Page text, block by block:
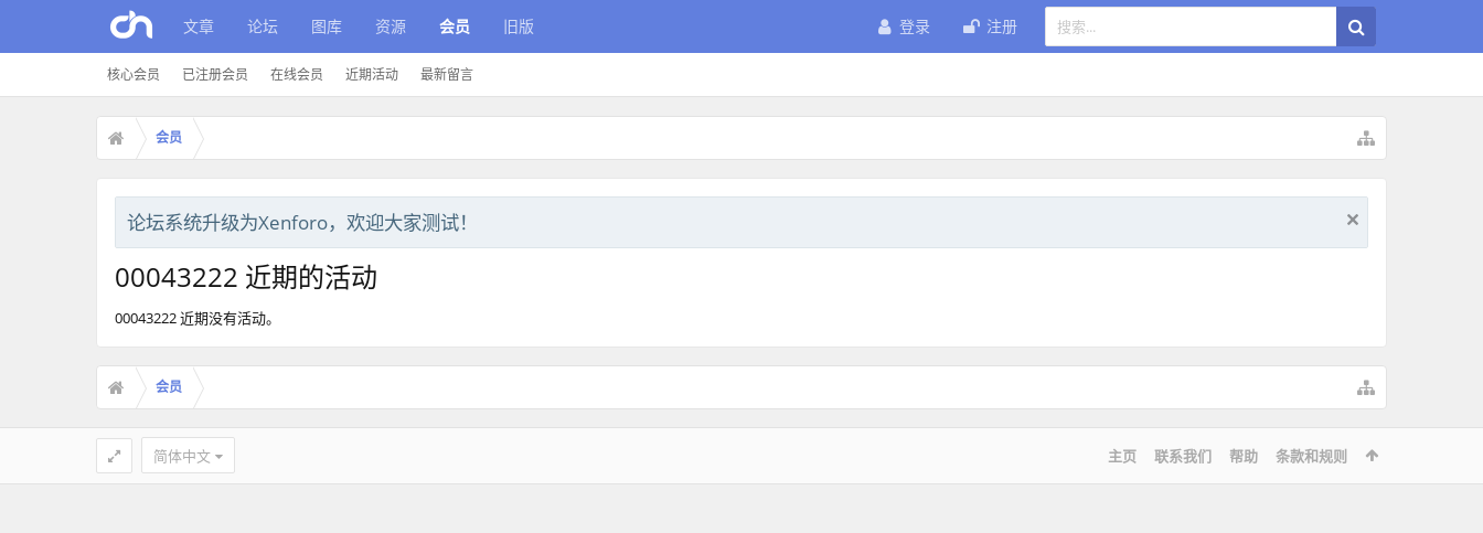
文章 论坛 图库 资源 会员
核心会员 已注册会员 在线会员 近期活动 最新留言
旧版 登录 注册
会员
论坛系统升级为Xenforo，欢迎大家测试！
00043222 近期的活动
00043222 近期没有活动。
会员
简体中文 主页 联系我们 帮助 条款和规则